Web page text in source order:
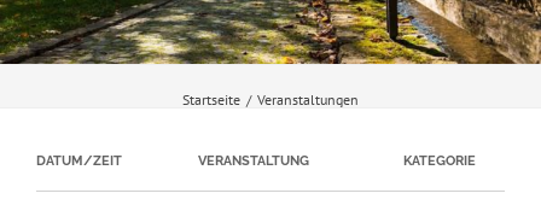
Startseite / Veranstaltungen
DATUM/ZEIT VERANSTALTUNG KATEGORIE